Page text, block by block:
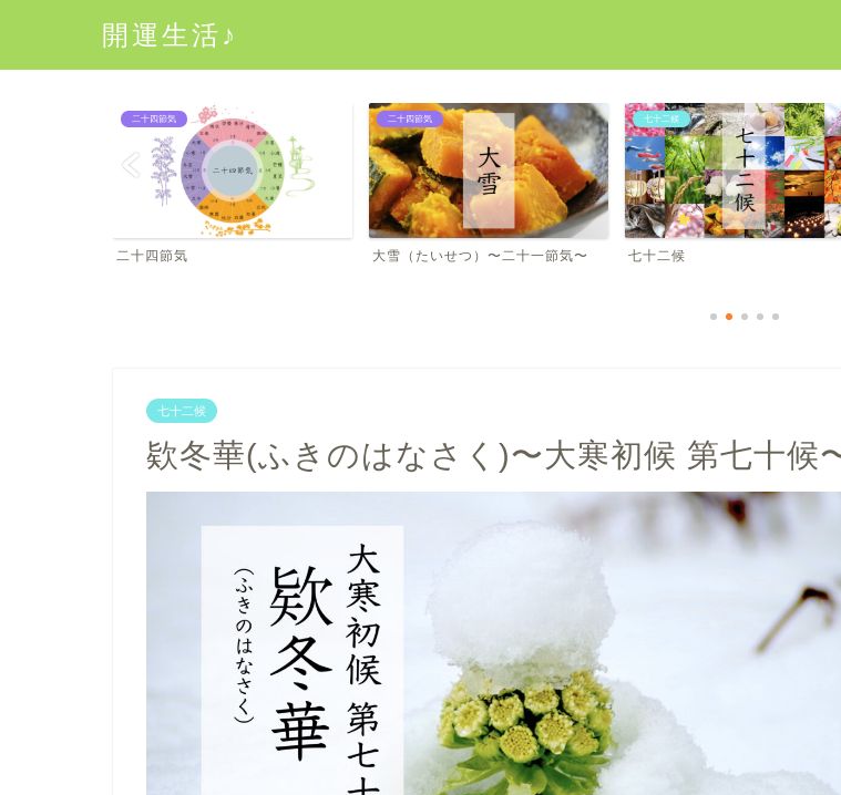
開運生活♪
大雪（たいせつ）〜二十一節気〜
七十二候
七十二候
七十二
鱖魚
末候
七十二候
欵冬華(ふきのはなさく)〜大寒初候 第七十候